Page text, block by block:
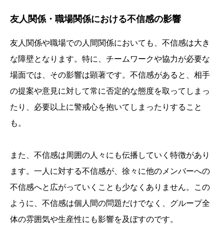
友人関係・職場関係における不信感の影響
友人関係や職場での人間関係においても、不信感は大き
な障壁となります。特に、チームワークや協力が必要な
場面では、その影響は顕著です。不信感があると、相手
の提案や意見に対して常に否定的な態度を取ってしまっ
たり、必要以上に警戒心を抱いてしまったりすること
も。
また、不信感は周囲の人々にも伝播していく特徴があり
ます。一人に対する不信感が、徐々に他のメンバーへの
不信感へと広がっていくことも少なくありません。この
ように、不信感は個人間の問題だけでなく、グループ全
体の雰囲気や生産性にも影響を及ぼすのです。